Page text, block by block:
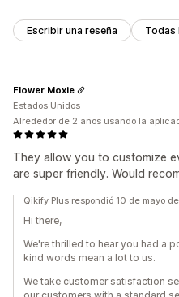
Escribir una reseña Todas
They allow you to customize
are super friendly. Would
Flower Moxie
Estados Unidos
Alrededor de 2 años usando la
Qikify Plus respondió 10 de mayo
Hi there,
We're thrilled to hear you had a
kind words mean a lot to us.
We take customer satisfaction